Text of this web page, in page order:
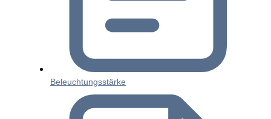
Beleuchtungsstärke